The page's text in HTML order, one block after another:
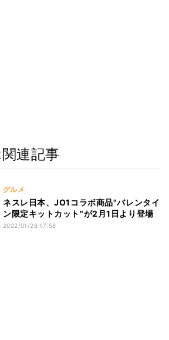
連記事
グルメ
ネスレ日本、JO1コラボ商品"バレンタイ
ン限定キットカット"が2月1日より登場
2022/01/28 17:58